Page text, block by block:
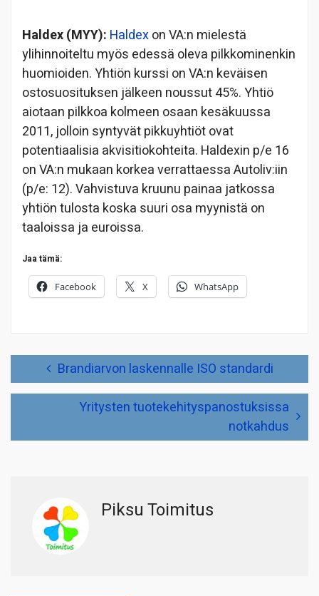
Haldex (MYY): Haldexon VA:n mielestä
ylihinnoiteltu myös edessä oleva pilkkominenkin
huomioiden. Yhtiön kurssi on VA:n keväisen
ostosuosituksen jälkeen noussut 45%. Yhtiö
aiotaan pilkkoa kolmeen osaan kesäkuussa
2011, jolloin syntyvät pikkuyhtiöt ovat
potentiaalisia akvisitiokohteita. Haldexin p/e 16
on VA:n mukaan korkea verrattaessa Autoliv:iin
(p/e: 12). Vahvistuva kruunu painaa jatkossa
yhtiön tulosta koska suuri osa myynistä on
taaloissa ja euroissa.
Jaa tämä:
Facebook X WhatsApp
Artikkelien Brandiarvon laskennalle ISO standardi
Yritysten tuotekehityspanostuksissa
notkahdus
Piksu Toimitus